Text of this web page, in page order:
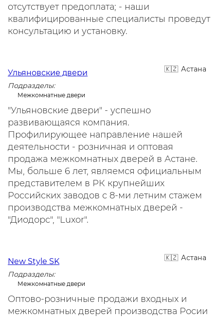
отсутствует предоплата; - наши
квалифицированные специалисты проведут
консультацию и установку.
Астана
Ульяновские двери
Подразделы:
Межкомнатные двери
"Ульяновские двери" - успешно
развивающаяся компания.
Профилирующее направление нашей
деятельности - розничная и оптовая
продажа межкомнатных дверей в Астане.
Мы, больше 6 лет, являемся официальным
представителем в РК крупнейших
Российских заводов с 8-ми летним стажем
производства межкомнатных дверей -
"Диодорс", "Luxor".
Астана
New Style SK
Подразделы:
Межкомнатные двери
Оптово-розничные продажи входных и
межкомнатных дверей производства Росии